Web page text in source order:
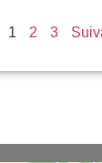
1 2 3